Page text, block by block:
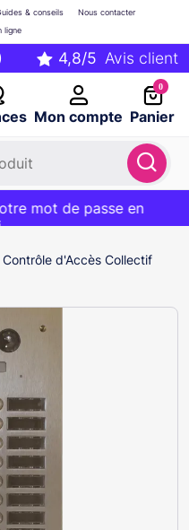
Mon compte
& conseils
Nous contacter
ligne
0
Panier
sur votre panier
le codeBIENVENUE
mot de passe en
d'Accès Collectif